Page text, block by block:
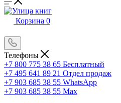
Корзина 0
Телефоны
+7 800 775 38 65 Бесплатный
+7 495 641 89 21 Отдел продаж
+7 903 685 38 55 WhatsApp
+7 903 685 38 55 Max